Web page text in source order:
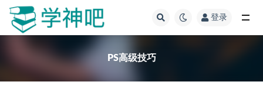
登录
PS高级技巧